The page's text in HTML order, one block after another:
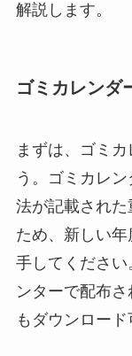
解説します。
ゴミカレンダ
まずは、ゴミ
う。ゴミカレ
法が記載され
ため、新しい
手してくださ
ンターで配布
もダウンロード